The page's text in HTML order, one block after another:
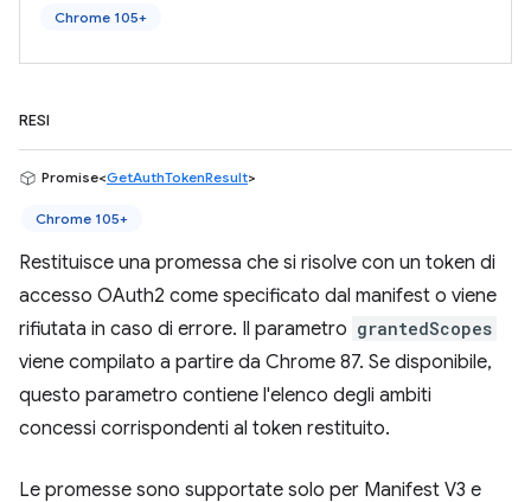
Chrome 105+
RESI
Promise<GetAuthTokenResult>
Chrome 105+
Restituisce una promessa che si risolve con un token di
accesso OAuth2 come specificato dal manifest o viene
rifiutata in caso di errore. Il parametro grantedScopes
viene compilato a partire da Chrome 87. Se disponibile,
questo parametro contiene l'elenco degli ambiti
concessi corrispondenti al token restituito.
Le promesse sono supportate solo per Manifest V3 e